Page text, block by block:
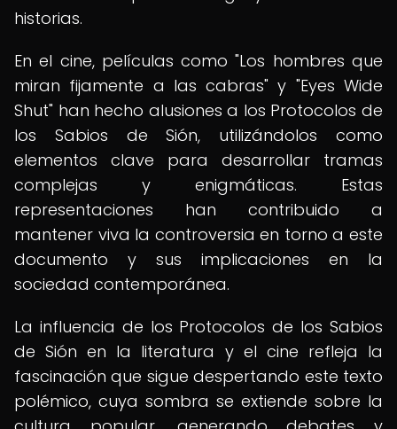
historias.
En el cine, películas como "Los hombres que
miran fijamente a las cabras" y "Eyes Wide
Shut" han hecho alusiones a los Protocolos de
los Sabios de Sión, utilizándolos como
elementos clave para desarrollar tramas
complejas y enigmáticas. Estas
representaciones han contribuido a
mantener viva la controversia en torno a este
documento y sus implicaciones en la
sociedad contemporánea.
La influencia de los Protocolos de los Sabios
de Sión en la literatura y el cine refleja la
fascinación que sigue despertando este texto
polémico, cuya sombra se extiende sobre la